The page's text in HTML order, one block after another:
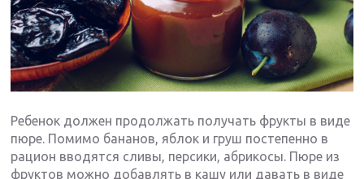
Ребенок должен продолжать получать фрукты в виде
пюре. Помимо бананов, яблок и груш постепенно в
рацион вводятся сливы, персики, абрикосы. Пюре из
фруктов можно добавлять в кашу или давать в виде